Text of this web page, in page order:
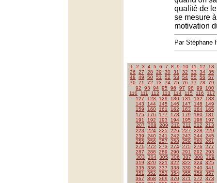
qualité de
se mesure
motivation
Par Stéphane
1 2 3 4 5 6 7 8 9 10 11 12
13
26
27 28 29 30 31 32 33 34 35
48
49 50 51 52 53 54 55 56
57
70 71 72 73 74 75 76 77 78
79
92
93 94 95 96 97 98 99
100
110
111 112 113 114 115 116
117
127
128 129 130 131 132
133
143
144 145 146 147 148
149
159
160 161 162 163 164
165
175
176 177 178 179 180
181
191
192 193 194 195 196
197
207
208 209 210 211 212
213
223
224 225 226 227 228
229
239
240 241 242 243 244 245
255
256 257 258 259 260 261
271
272 273 274 275 276
277
287
288 289 290 291 292
293
303
304 305 306 307 308
309
319
320 321 322 323 324 325
335
336 337 338 339 340 341
351
352 353 354 355 356
357
367
368 369 370 371 372
373